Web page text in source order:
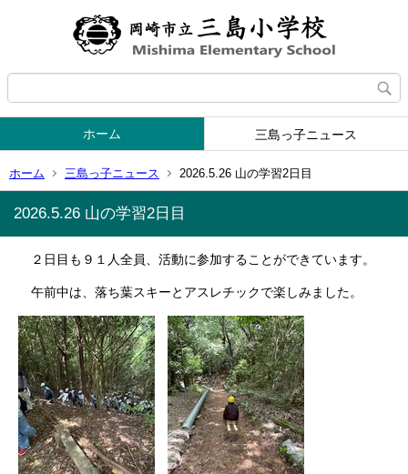
ホーム 三島っ子ニュース
ホーム 三島っ子ニュース 2026.5.26 山の学習2日目
2026.5.26 山の学習2日目
２日目も９１人全員、活動に参加することができています。
午前中は、落ち葉スキーとアスレチックで楽しみました。